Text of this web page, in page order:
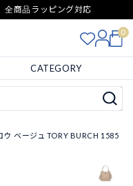
全商品ラッピング対応
0
CATEGORY
ウ ベージュ TORY BURCH 1585